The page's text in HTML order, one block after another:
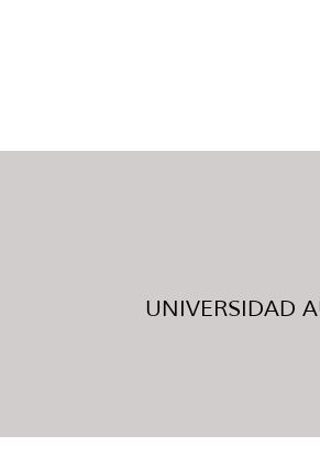
UNIVERSIDAD